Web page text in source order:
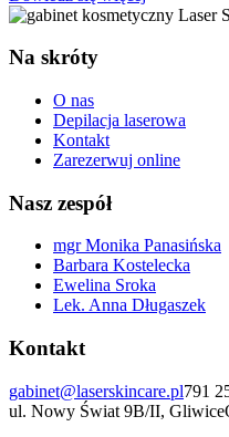
Na skróty
O nas
Depilacja laserowa
Kontakt
Zarezerwuj online
Nasz zespół
mgr Monika Panasińska
Barbara Kostelecka
Ewelina Sroka
Lek. Anna Długaszek
Kontakt
gabinet@laserskincare.pl791
ul. Nowy Świat 9B/II, Gliwice